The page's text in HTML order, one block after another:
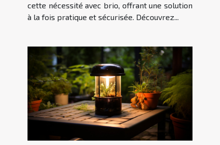
cette nécessité avec brio, offrant une solution
à la fois pratique et sécurisée. Découvrez...